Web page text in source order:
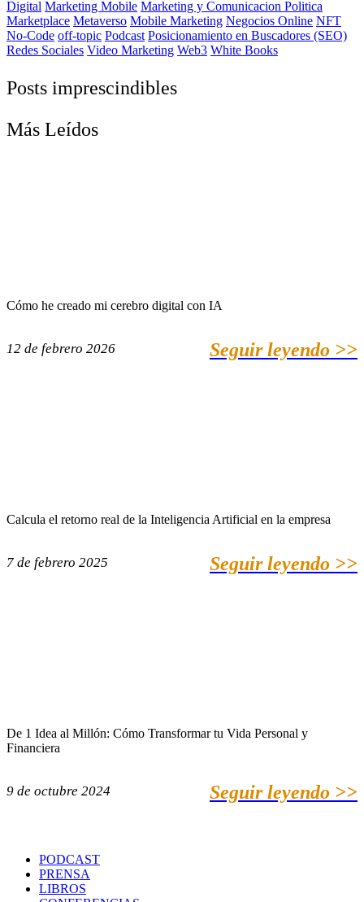
Digital Marketing Mobile Marketing y Comunicacion Politica
Marketplace Metaverso Mobile Marketing Negocios Online NFT
No-Code off-topic Podcast Posicionamiento en Buscadores (SEO)
Redes Sociales Video Marketing Web3 White Books
Posts imprescindibles
Más Leídos
Cómo he creado mi cerebro digital con IA
12 de febrero 2026 Seguir leyendo >>
Calcula el retorno real de la Inteligencia Artificial en la empresa
7 de febrero 2025 Seguir leyendo >>
De 1 Idea al Millón: Cómo Transformar tu Vida Personal y
Financiera
9 de octubre 2024 Seguir leyendo >>
PODCAST
PRENSA
LIBROS